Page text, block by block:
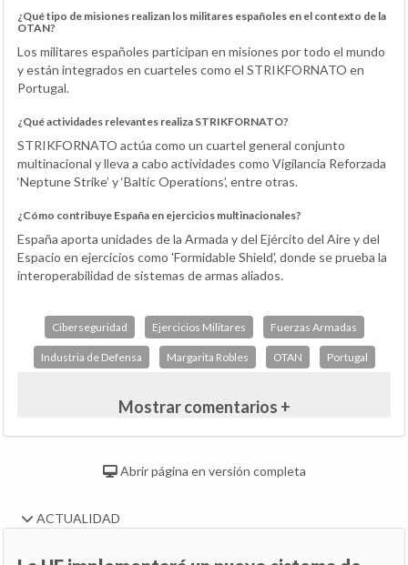
¿Qué tipo de misiones realizan los militares españoles en el contexto de la
OTAN?
Los militares españoles participan en misiones por todo el mundo
y están integrados en cuarteles como el STRIKFORNATO en
Portugal.
¿Qué actividades relevantes realiza STRIKFORNATO?
STRIKFORNATO actúa como un cuartel general conjunto
multinacional y lleva a cabo actividades como Vigilancia Reforzada
‘Neptune Strike’ y ‘Baltic Operations’, entre otras.
¿Cómo contribuye España en ejercicios multinacionales?
España aporta unidades de la Armada y del Ejército del Aire y del
Espacio en ejercicios como 'Formidable Shield', donde se prueba la
interoperabilidad de sistemas de armas aliados.
Ciberseguridad Ejercicios Militares Fuerzas Armadas
Industria de Defensa Margarita Robles OTAN Portugal
Mostrar comentarios +
Abrir página en versión completa
ACTUALIDAD